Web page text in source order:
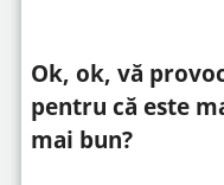
Ok, ok, vă
pentru că este
mai bun?